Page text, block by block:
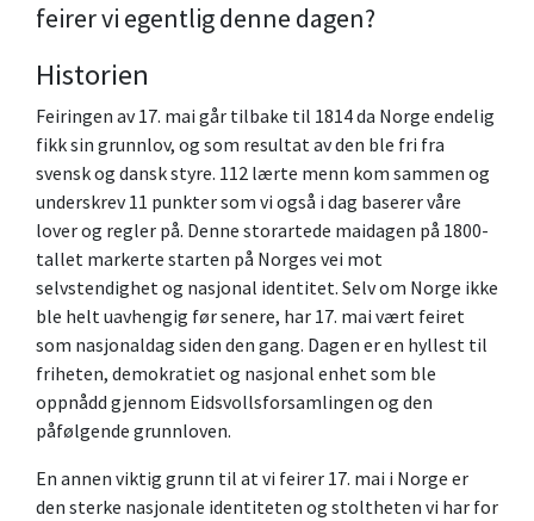
feirer vi egentlig denne dagen?
Historien
Feiringen av 17. mai går tilbake til 1814 da Norge endelig
fikk sin grunnlov, og som resultat av den ble fri fra
svensk og dansk styre. 112 lærte menn kom sammen og
underskrev 11 punkter som vi også i dag baserer våre
lover og regler på. Denne storartede maidagen på 1800-
tallet markerte starten på Norges vei mot
selvstendighet og nasjonal identitet. Selv om Norge ikke
ble helt uavhengig før senere, har 17. mai vært feiret
som nasjonaldag siden den gang. Dagen er en hyllest til
friheten, demokratiet og nasjonal enhet som ble
oppnådd gjennom Eidsvollsforsamlingen og den
påfølgende grunnloven.
En annen viktig grunn til at vi feirer 17. mai i Norge er
den sterke nasjonale identiteten og stoltheten vi har for